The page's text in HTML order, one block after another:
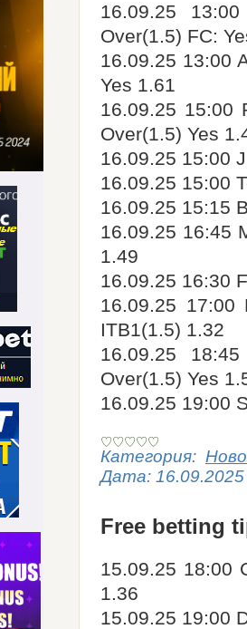
16.09.25
Over(1.5) FC:
16.09.25 13:00
Yes 1.61
16.09.25 15:00
Over(1.5) Yes
16.09.25 15:00
16.09.25 15:00
16.09.25 15:15
16.09.25 16:45
1.49
16.09.25 16:30
16.09.25 17:00
ITB1(1.5) 1.32
16.09.25
Over(1.5) Yes
16.09.25 19:00
Категория:
Дата: 16.09.2025
Free betting
15.09.25 18:00
1.36
15.09.25 19:00